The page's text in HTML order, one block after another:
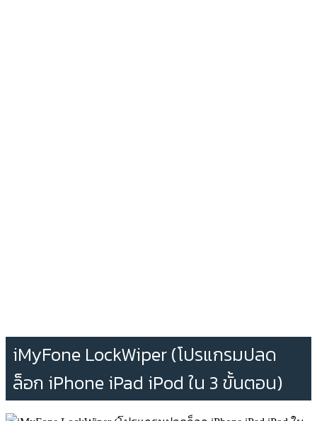
iMyFone LockWiper (โปรแกรมปลด
ล็อก iPhone iPad iPod ใน 3 ขั้นตอน)